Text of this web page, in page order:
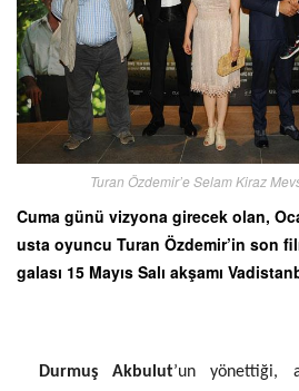
Turan Özdemir’e Selam Kiraz
Cuma günü vizyona girecek olan,
usta oyuncu Turan Özdemir’in son
galası 15 Mayıs Salı akşamı
Durmuş Akbulut’un yönettiği,